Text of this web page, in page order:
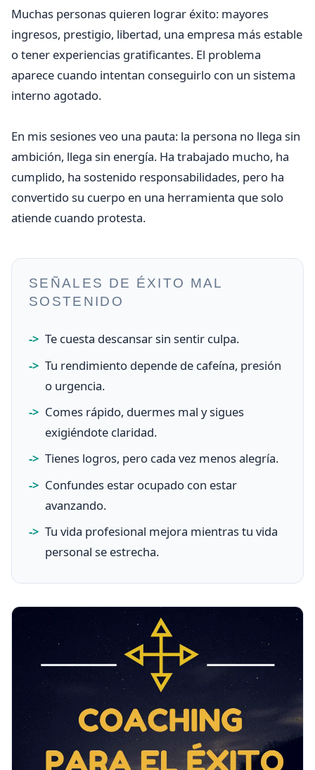
Muchas personas quieren lograr éxito: mayores
ingresos, prestigio, libertad, una empresa más estable
o tener experiencias gratificantes. El problema
aparece cuando intentan conseguirlo con un sistema
interno agotado.
En mis sesiones veo una pauta: la persona no llega sin
ambición, llega sin energía. Ha trabajado mucho, ha
cumplido, ha sostenido responsabilidades, pero ha
convertido su cuerpo en una herramienta que solo
atiende cuando protesta.
SEÑALES DE ÉXITO MAL
SOSTENIDO
Te cuesta descansar sin sentir culpa.
Tu rendimiento depende de cafeína, presión
o urgencia.
Comes rápido, duermes mal y sigues
exigiéndote claridad.
Tienes logros, pero cada vez menos alegría.
Confundes estar ocupado con estar
avanzando.
Tu vida profesional mejora mientras tu vida
personal se estrecha.